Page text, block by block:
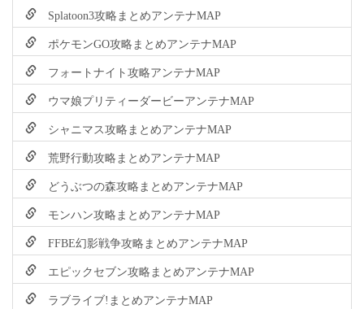
Splatoon3攻略まとめアンテナMAP
ポケモンGO攻略まとめアンテナMAP
フォートナイト攻略アンテナMAP
ウマ娘プリティーダービーアンテナMAP
シャニマス攻略まとめアンテナMAP
荒野行動攻略まとめアンテナMAP
どうぶつの森攻略まとめアンテナMAP
モンハン攻略まとめアンテナMAP
FFBE幻影戦争攻略まとめアンテナMAP
エピックセブン攻略まとめアンテナMAP
ラブライブ!まとめアンテナMAP